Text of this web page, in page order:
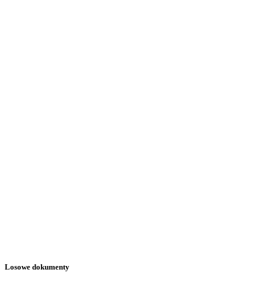
Losowe dokumenty